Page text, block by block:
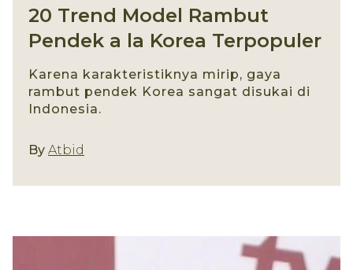
20 Trend Model Rambut
Pendek a la Korea Terpopuler
Karena karakteristiknya mirip, gaya
rambut pendek Korea sangat disukai di
Indonesia.
By Atbid